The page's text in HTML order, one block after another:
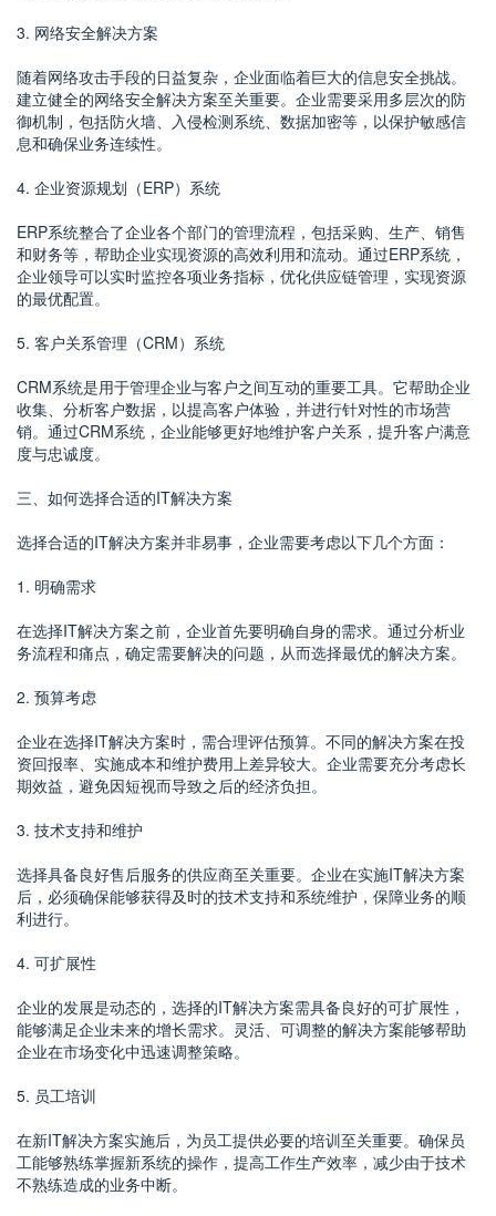
3. 网络安全解决方案
随着网络攻击手段的日益复杂，企业面临着巨大的信息安全挑战。
建立健全的网络安全解决方案至关重要。企业需要采用多层次的防
御机制，包括防火墙、入侵检测系统、数据加密等，以保护敏感信
息和确保业务连续性。
4. 企业资源规划（ERP）系统
ERP系统整合了企业各个部门的管理流程，包括采购、生产、销售
和财务等，帮助企业实现资源的高效利用和流动。通过ERP系统，
企业领导可以实时监控各项业务指标，优化供应链管理，实现资源
的最优配置。
5. 客户关系管理（CRM）系统
CRM系统是用于管理企业与客户之间互动的重要工具。它帮助企业
收集、分析客户数据，以提高客户体验，并进行针对性的市场营
销。通过CRM系统，企业能够更好地维护客户关系，提升客户满意
度与忠诚度。
三、如何选择合适的IT解决方案
选择合适的IT解决方案并非易事，企业需要考虑以下几个方面：
1. 明确需求
在选择IT解决方案之前，企业首先要明确自身的需求。通过分析业
务流程和痛点，确定需要解决的问题，从而选择最优的解决方案。
2. 预算考虑
企业在选择IT解决方案时，需合理评估预算。不同的解决方案在投
资回报率、实施成本和维护费用上差异较大。企业需要充分考虑长
期效益，避免因短视而导致之后的经济负担。
3. 技术支持和维护
选择具备良好售后服务的供应商至关重要。企业在实施IT解决方案
后，必须确保能够获得及时的技术支持和系统维护，保障业务的顺
利进行。
4. 可扩展性
企业的发展是动态的，选择的IT解决方案需具备良好的可扩展性，
能够满足企业未来的增长需求。灵活、可调整的解决方案能够帮助
企业在市场变化中迅速调整策略。
5. 员工培训
在新IT解决方案实施后，为员工提供必要的培训至关重要。确保员
工能够熟练掌握新系统的操作，提高工作生产效率，减少由于技术
不熟练造成的业务中断。